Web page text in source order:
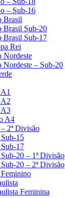
– Sub-16
Brasil
Brasil Sub-20
Brasil Sub-17
Rei
Nordeste
Nordeste – Sub-20
A2
A3
A4
2ª Divisão
15
17
20 – 1ª Divisão
20 – 2ª Divisão
Feminina